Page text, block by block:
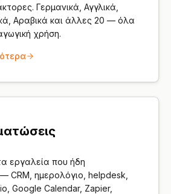
Γερμανικά, Αγγλικά,
Αραβικά και άλλες 20 — όλα
χρήση.
εργαλεία που ήδη
— CRM, ημερολόγιο, helpdesk,
Google Calendar, Zapier,